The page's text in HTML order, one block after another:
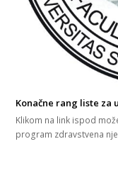
Konačne rang liste za
Klikom na link ispod
program zdravstvena